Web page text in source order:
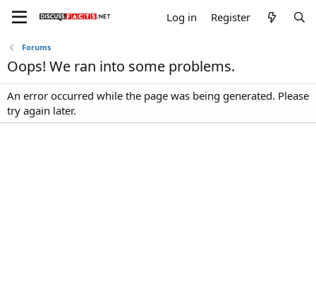
Log in Register
Forums
Oops! We ran into some problems.
An error occurred while the page was being generated. Please
try again later.